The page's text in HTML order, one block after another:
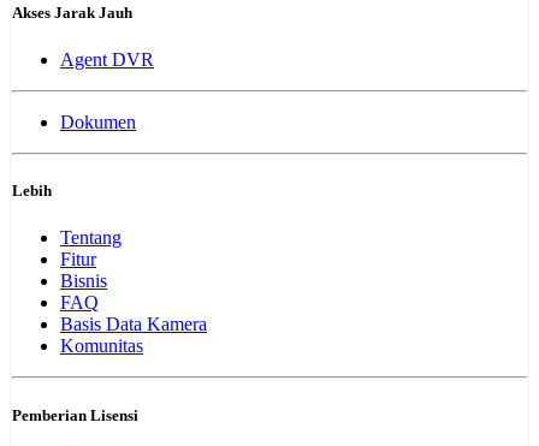
Akses Jarak Jauh
Agent DVR
Dokumen
Lebih
Tentang
Fitur
Bisnis
FAQ
Basis Data Kamera
Komunitas
Pemberian Lisensi